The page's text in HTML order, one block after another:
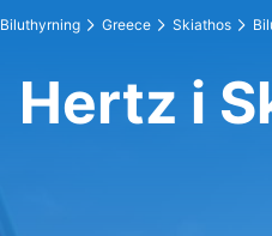
Biluthyrning Greece Skiathos
Hertz i